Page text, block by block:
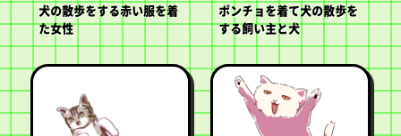
犬の散歩をする赤い服を着
た女性
ポンチョを着て犬の散歩を
する飼い主と犬